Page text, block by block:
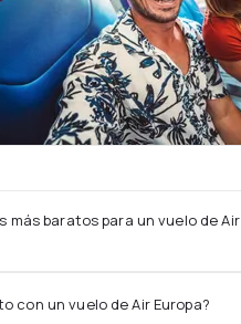
baratos para un vuelo de Air
con un vuelo de Air Europa?